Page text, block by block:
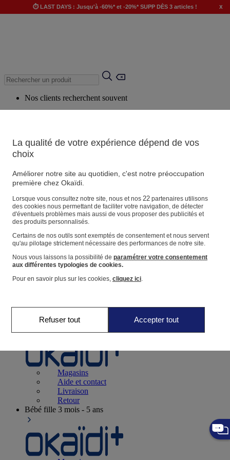
⏱️ LAST DAYS : Jusqu'à -60%* et -20%* SUPP DÈS 3 articles ! x
Nos clients recherchent souvent
Produits suggérés
Voir tous les produits
Magasin
Vos informations personnelles
Suivre une commande
Panier
Favoris
Naissance0-12 mois
Magasins
Aide et contact
Livraison
Retour
Bébé fille 3 mois - 5 ans
La qualité de votre expérience dépend de vos
choix
Améliorer notre site au quotidien, c'est notre préoccupation
première chez Okaïdi.
Lorsque vous consultez notre site, nous et nos 22partenaires utilisons
des cookies nous permettant de faciliter votre navigation, de détecter
d'éventuels problèmes mais aussi de vous proposer des publicités et
des produits personnalisés.
Certains de nos outils sont exemptés de consentement et nous servent
qu'au pilotage strictement nécessaire des performances de notre site.
Nous vous laissons la possibilité de paramétrer votre consentement
aux différentes typologies de cookies.
Pour en savoir plus sur les cookies, cliquez ici.
Refuser tout Accepter tout